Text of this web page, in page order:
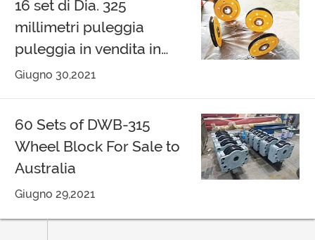
16 set di Dia. 325
millimetri puleggia
puleggia in vendita in
Corea del Sud
Giugno 30,2021
60 Sets of DWB-315
Wheel Block For Sale to
Australia
Giugno 29,2021